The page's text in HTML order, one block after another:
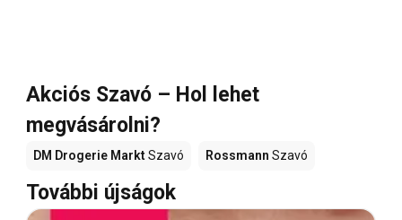
Akciós Szavó – Hol lehet
megvásárolni?
DM Drogerie MarktSzavó Rossmann Szavó
További újságok